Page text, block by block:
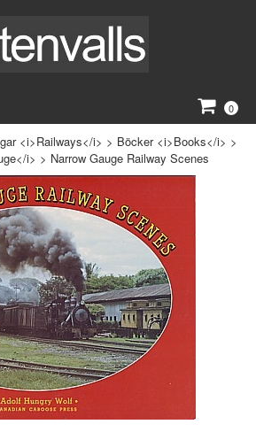
0
<i>Railways</i> > Böcker <i>Books</i> >
i> > Narrow Gauge Railway Scenes